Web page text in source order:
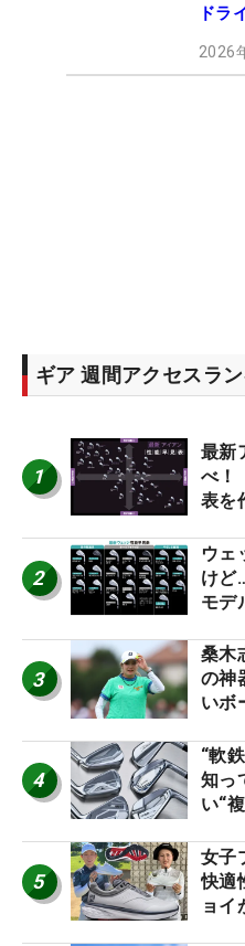
ドラ
2026
ギア 週間アクセスラ
1
最新
べ！
表を
2
ウェ
けど
モデ
3
桑木
の神
いボ
ー』
4
“軟
知っ
い“
5
女子
快適
ョイ